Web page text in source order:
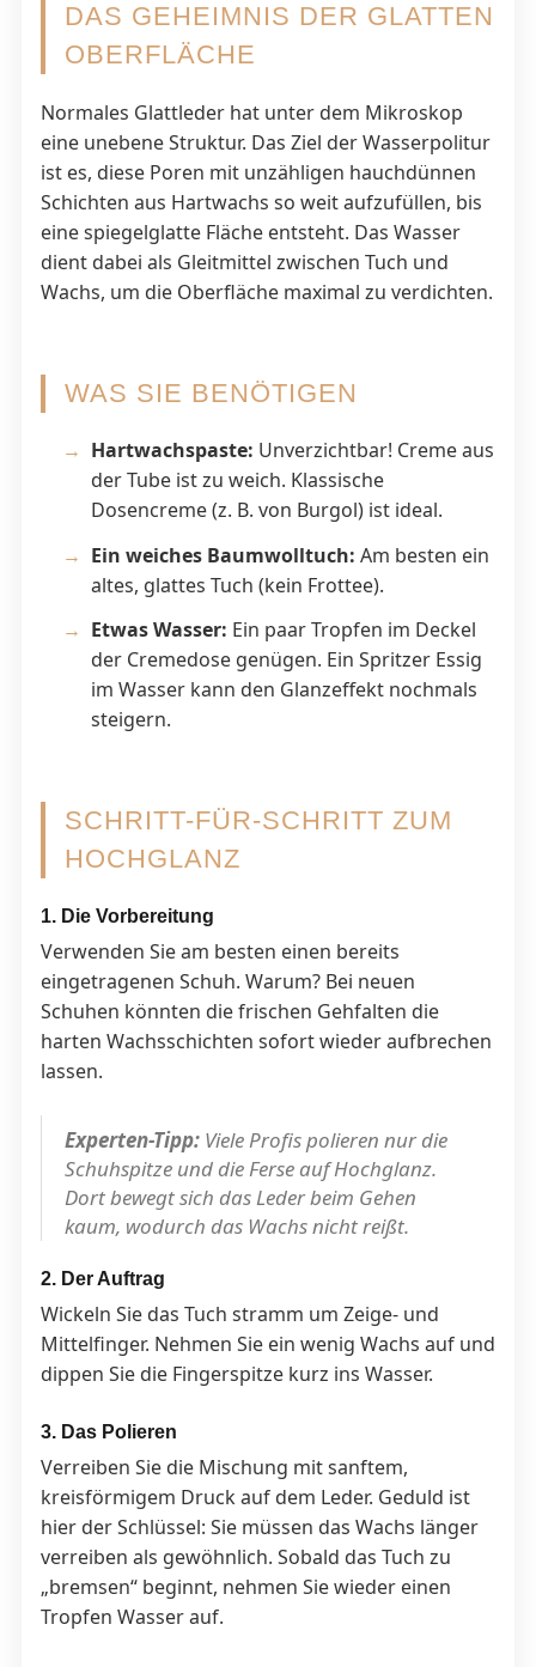
DAS GEHEIMNIS DER GLATTEN
OBERFLÄCHE
Normales Glattleder hat unter dem Mikroskop
eine unebene Struktur. Das Ziel der Wasserpolitur
ist es, diese Poren mit unzähligen hauchdünnen
Schichten aus Hartwachs so weit aufzufüllen, bis
eine spiegelglatte Fläche entsteht. Das Wasser
dient dabei als Gleitmittel zwischen Tuch und
Wachs, um die Oberfläche maximal zu verdichten.
WAS SIE BENÖTIGEN
Hartwachspaste: Unverzichtbar! Creme aus
der Tube ist zu weich. Klassische
Dosencreme (z. B. von Burgol) ist ideal.
Ein weiches Baumwolltuch: Am besten ein
altes, glattes Tuch (kein Frottee).
Etwas Wasser: Ein paar Tropfen im Deckel
der Cremedose genügen. Ein Spritzer Essig
im Wasser kann den Glanzeffekt nochmals
steigern.
SCHRITT-FÜR-SCHRITT ZUM
HOCHGLANZ
1. Die Vorbereitung
Verwenden Sie am besten einen bereits
eingetragenen Schuh. Warum? Bei neuen
Schuhen könnten die frischen Gehfalten die
harten Wachsschichten sofort wieder aufbrechen
lassen.
Experten-Tipp:Viele Profis polieren nur die
Schuhspitze und die Ferse auf Hochglanz.
Dort bewegt sich das Leder beim Gehen
kaum, wodurch das Wachs nicht reißt.
2. Der Auftrag
Wickeln Sie das Tuch stramm um Zeige- und
Mittelfinger. Nehmen Sie ein wenig Wachs auf und
dippen Sie die Fingerspitze kurz ins Wasser.
3. Das Polieren
Verreiben Sie die Mischung mit sanftem,
kreisförmigem Druck auf dem Leder. Geduld ist
hier der Schlüssel: Sie müssen das Wachs länger
verreiben als gewöhnlich. Sobald das Tuch zu
„bremsen“ beginnt, nehmen Sie wieder einen
Tropfen Wasser auf.